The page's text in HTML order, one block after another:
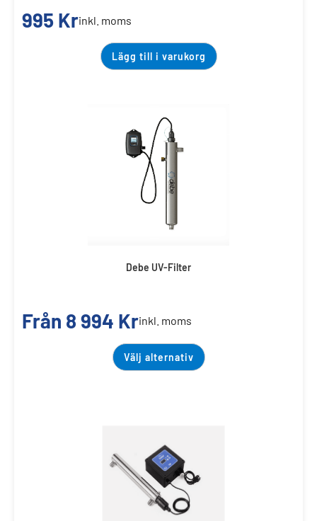
995 Krinkl. moms
Lägg till i varukorg
Debe UV-Filter
Från 8 994 Krinkl. moms
Välj alternativ